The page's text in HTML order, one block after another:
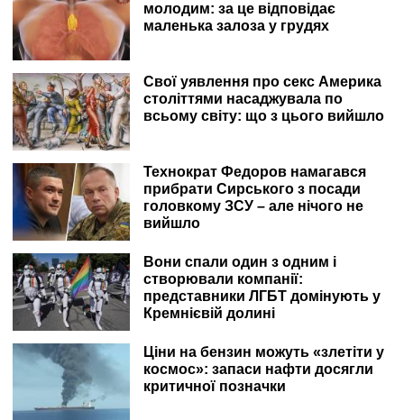
молодим: за це відповідає
маленька залоза у грудях
Свої уявлення про секс Америка
століттями насаджувала по
всьому світу: що з цього вийшло
Технократ Федоров намагався
прибрати Сирського з посади
головкому ЗСУ – але нічого не
вийшло
Вони спали один з одним і
створювали компанії:
представники ЛГБТ домінують у
Кремнієвій долині
Ціни на бензин можуть «злетіти у
космос»: запаси нафти досягли
критичної позначки